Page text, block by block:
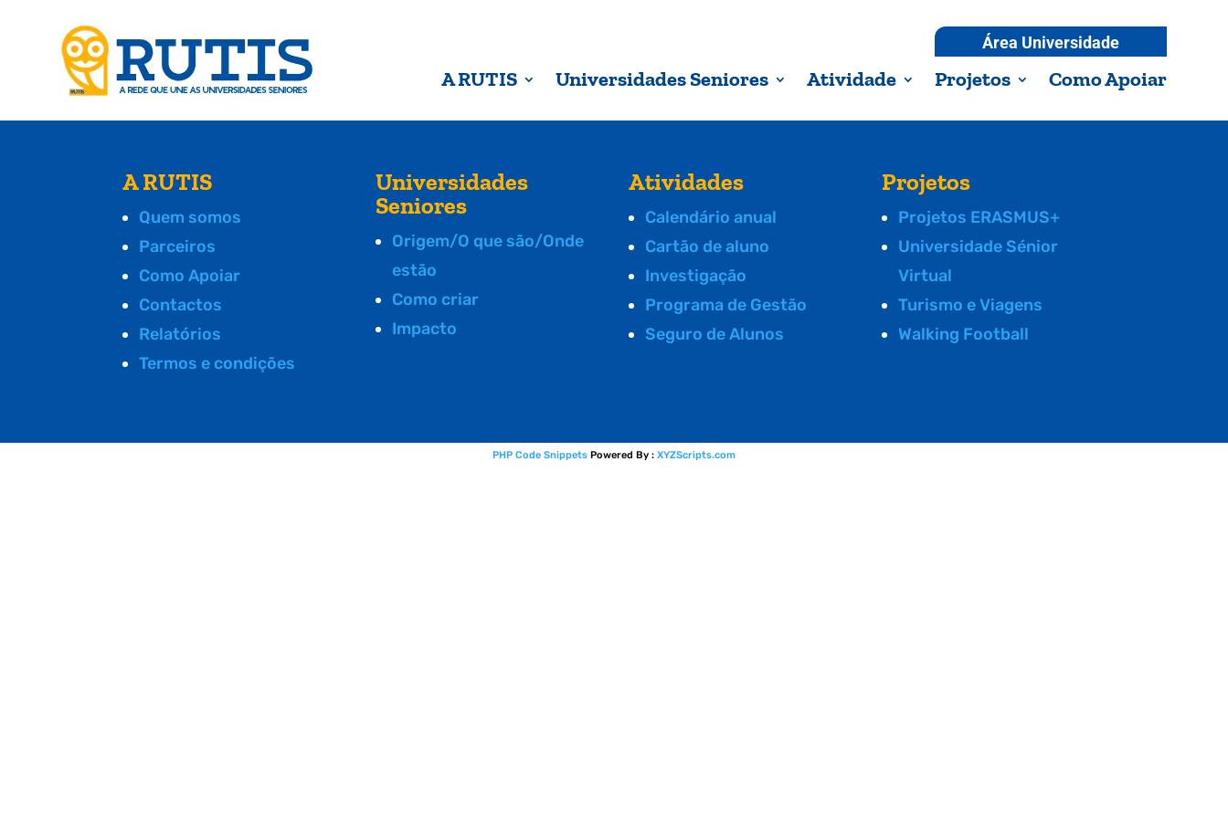
Área Universidade
A RUTIS Universidades Seniores Atividade Projetos Como Apoiar
A RUTIS
Quem somos
Parceiros
Como Apoiar
Contactos
Relatórios
Termos e condições
Universidades
Seniores
Origem/O que são/Onde
estão
Como criar
Impacto
Atividades
Calendário anual
Cartão de aluno
Investigação
Programa de Gestão
Seguro de Alunos
Projetos
Projetos ERASMUS+
Universidade Sénior
Virtual
Turismo e Viagens
Walking Football
PHP Code Snippets Powered By : XYZScripts.com